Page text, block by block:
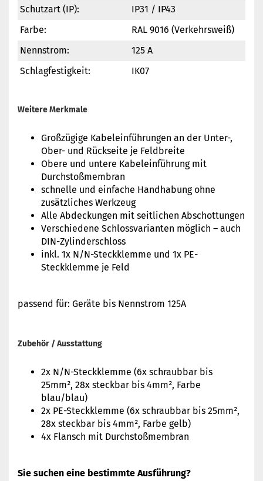
Schutzart (IP):
IP31 / IP43
Farbe:
RAL 9016 (Verkehrsweiß)
Nennstrom:
125 A
Schlagfestigkeit:
IK07
Weitere Merkmale
Großzügige Kabeleinführungen an der Unter-,
Ober- und Rückseite je Feldbreite
Obere und untere Kabeleinführung mit
Durchstoßmembran
schnelle und einfache Handhabung ohne
zusätzliches Werkzeug
Alle Abdeckungen mit seitlichen Abschottungen
Verschiedene Schlossvarianten möglich – auch
DIN-Zylinderschloss
inkl. 1x N/N-Steckklemme und 1x PE-
Steckklemme je Feld
passend für: Geräte bis Nennstrom 125A
Zubehör / Ausstattung
2x N/N-Steckklemme (6x schraubbar bis
25mm², 28x steckbar bis 4mm², Farbe
blau/blau)
2x PE-Steckklemme (6x schraubbar bis 25mm²,
28x steckbar bis 4mm², Farbe gelb)
4x Flansch mit Durchstoßmembran
Sie suchen eine bestimmte Ausführung?